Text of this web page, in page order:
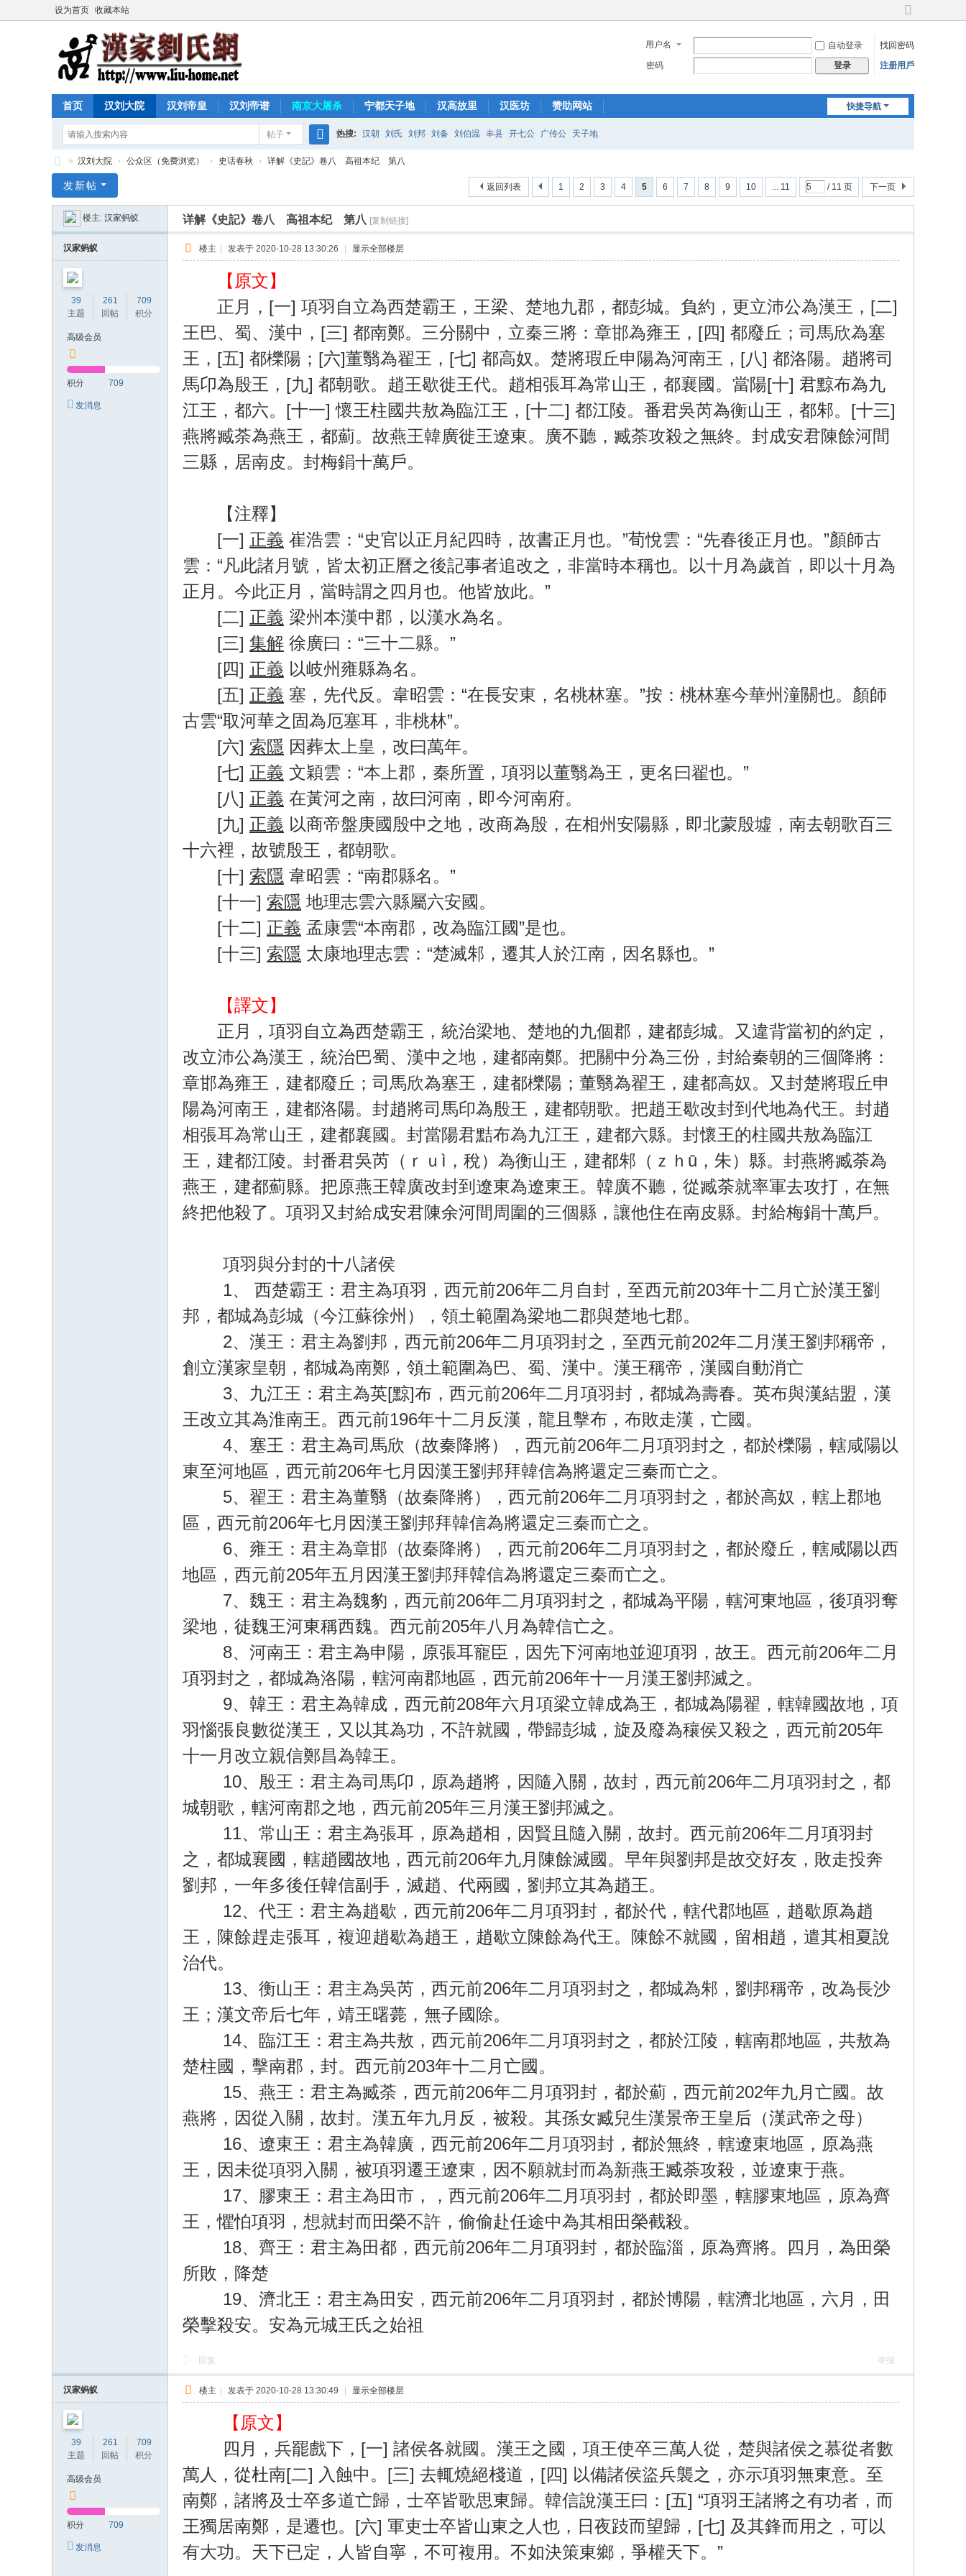
设为首页 收藏本站
切
到
宽
用户名 自动登录
找回密码
密码
登录 注册用戶
快捷导航
首页 汉刘大院 汉刘帝皇 汉刘帝谱 南京大屠杀 宁都天子地 汉高故里 汉医坊 赞助网站
帖子
搜
热搜: 汉朝 刘氏 刘邦 刘备 刘伯温 丰县 开七公 广传公 天子地
家
» 汉刘大院 › 公众区（免费浏览） › 史话春秋 › 详解《史記》卷八 高祖本纪 第八
1 2 3 4 5 6 7 8 9 10 ... 11 / 11 页 下一页
返回列表
发新帖
楼主: 汉家蚂蚁 详解《史記》卷八 高祖本纪 第八 [复制链接]
汉家蚂蚁
39
主题
261
回帖
709
积分
高级会员
积分 709
发消息
楼主 | 发表于 2020-10-28 13:30:26 | 显示全部楼层
【原文】
正月，[一] 項羽自立為西楚霸王，王梁、楚地九郡，都彭城。負約，更立沛公為漢王，[二]
王巴、蜀、漢中，[三] 都南鄭。三分關中，立秦三將：章邯為雍王，[四] 都廢丘；司馬欣為塞
王，[五] 都櫟陽；[六]董翳為翟王，[七] 都高奴。楚將瑕丘申陽為河南王，[八] 都洛陽。趙將司
馬卬為殷王，[九] 都朝歌。趙王歇徙王代。趙相張耳為常山王，都襄國。當陽[十] 君黥布為九
江王，都六。[十一] 懷王柱國共敖為臨江王，[十二] 都江陵。番君吳芮為衡山王，都邾。[十三]
燕將臧荼為燕王，都薊。故燕王韓廣徙王遼東。廣不聽，臧荼攻殺之無終。封成安君陳餘河間
三縣，居南皮。封梅鋗十萬戶。
【注釋】
[一] 正義 崔浩雲：“史官以正月紀四時，故書正月也。”荀悅雲：“先春後正月也。”顏師古
雲：“凡此諸月號，皆太初正曆之後記事者追改之，非當時本稱也。以十月為歲首，即以十月為
正月。今此正月，當時謂之四月也。他皆放此。”
[二] 正義 梁州本漢中郡，以漢水為名。
[三] 集解 徐廣曰：“三十二縣。”
[四] 正義 以岐州雍縣為名。
[五] 正義 塞，先代反。韋昭雲：“在長安東，名桃林塞。”按：桃林塞今華州潼關也。顏師
古雲“取河華之固為厄塞耳，非桃林”。
[六] 索隱 因葬太上皇，改曰萬年。
[七] 正義 文穎雲：“本上郡，秦所置，項羽以董翳為王，更名曰翟也。”
[八] 正義 在黃河之南，故曰河南，即今河南府。
[九] 正義 以商帝盤庚國殷中之地，改商為殷，在相州安陽縣，即北蒙殷墟，南去朝歌百三
十六裡，故號殷王，都朝歌。
[十] 索隱 韋昭雲：“南郡縣名。”
[十一] 索隱 地理志雲六縣屬六安國。
[十二] 正義 孟康雲“本南郡，改為臨江國”是也。
[十三] 索隱 太康地理志雲：“楚滅邾，遷其人於江南，因名縣也。”
【譯文】
正月，項羽自立為西楚霸王，統治梁地、楚地的九個郡，建都彭城。又違背當初的約定，
改立沛公為漢王，統治巴蜀、漢中之地，建都南鄭。把關中分為三份，封給秦朝的三個降將：
章邯為雍王，建都廢丘；司馬欣為塞王，建都櫟陽；董翳為翟王，建都高奴。又封楚將瑕丘申
陽為河南王，建都洛陽。封趙將司馬印為殷王，建都朝歌。把趙王歇改封到代地為代王。封趙
相張耳為常山王，建都襄國。封當陽君黠布為九江王，建都六縣。封懷王的柱國共敖為臨江
王，建都江陵。封番君吳芮（ｒｕì，稅）為衡山王，建都邾（ｚｈū，朱）縣。封燕將臧荼為
燕王，建都薊縣。把原燕王韓廣改封到遼東為遼東王。韓廣不聽，從臧荼就率軍去攻打，在無
終把他殺了。項羽又封給成安君陳余河間周圍的三個縣，讓他住在南皮縣。封給梅鋗十萬戶。
項羽與分封的十八諸侯
1、 西楚霸王：君主為項羽，西元前206年二月自封，至西元前203年十二月亡於漢王劉
邦，都城為彭城（今江蘇徐州），領土範圍為梁地二郡與楚地七郡。
2、漢王：君主為劉邦，西元前206年二月項羽封之，至西元前202年二月漢王劉邦稱帝，
創立漢家皇朝，都城為南鄭，領土範圍為巴、蜀、漢中。漢王稱帝，漢國自動消亡
3、九江王：君主為英[黥]布，西元前206年二月項羽封，都城為壽春。英布與漢結盟，漢
王改立其為淮南王。西元前196年十二月反漢，龍且擊布，布敗走漢，亡國。
4、塞王：君主為司馬欣（故秦降將），西元前206年二月項羽封之，都於櫟陽，轄咸陽以
東至河地區，西元前206年七月因漢王劉邦拜韓信為將還定三秦而亡之。
5、翟王：君主為董翳（故秦降將），西元前206年二月項羽封之，都於高奴，轄上郡地
區，西元前206年七月因漢王劉邦拜韓信為將還定三秦而亡之。
6、雍王：君主為章邯（故秦降將），西元前206年二月項羽封之，都於廢丘，轄咸陽以西
地區，西元前205年五月因漢王劉邦拜韓信為將還定三秦而亡之。
7、魏王：君主為魏豹，西元前206年二月項羽封之，都城為平陽，轄河東地區，後項羽奪
梁地，徒魏王河東稱西魏。西元前205年八月為韓信亡之。
8、河南王：君主為申陽，原張耳寵臣，因先下河南地並迎項羽，故王。西元前206年二月
項羽封之，都城為洛陽，轄河南郡地區，西元前206年十一月漢王劉邦滅之。
9、韓王：君主為韓成，西元前208年六月項梁立韓成為王，都城為陽翟，轄韓國故地，項
羽惱張良數從漢王，又以其為功，不許就國，帶歸彭城，旋及廢為穰侯又殺之，西元前205年
十一月改立親信鄭昌為韓王。
10、殷王：君主為司馬卬，原為趙將，因隨入關，故封，西元前206年二月項羽封之，都
城朝歌，轄河南郡之地，西元前205年三月漢王劉邦滅之。
11、常山王：君主為張耳，原為趙相，因賢且隨入關，故封。西元前206年二月項羽封
之，都城襄國，轄趙國故地，西元前206年九月陳餘滅國。早年與劉邦是故交好友，敗走投奔
劉邦，一年多後任韓信副手，滅趙、代兩國，劉邦立其為趙王。
12、代王：君主為趙歇，西元前206年二月項羽封，都於代，轄代郡地區，趙歇原為趙
王，陳餘趕走張耳，複迎趙歇為趙王，趙歇立陳餘為代王。陳餘不就國，留相趙，遣其相夏說
治代。
13、衡山王：君主為吳芮，西元前206年二月項羽封之，都城為邾，劉邦稱帝，改為長沙
王；漢文帝后七年，靖王曙薨，無子國除。
14、臨江王：君主為共敖，西元前206年二月項羽封之，都於江陵，轄南郡地區，共敖為
楚柱國，擊南郡，封。西元前203年十二月亡國。
15、燕王：君主為臧荼，西元前206年二月項羽封，都於薊，西元前202年九月亡國。故
燕將，因從入關，故封。漢五年九月反，被殺。其孫女臧兒生漢景帝王皇后（漢武帝之母）
16、遼東王：君主為韓廣，西元前206年二月項羽封，都於無終，轄遼東地區，原為燕
王，因未從項羽入關，被項羽遷王遼東，因不願就封而為新燕王臧荼攻殺，並遼東于燕。
17、膠東王：君主為田市，，西元前206年二月項羽封，都於即墨，轄膠東地區，原為齊
王，懼怕項羽，想就封而田榮不許，偷偷赴任途中為其相田榮截殺。
18、齊王：君主為田都，西元前206年二月項羽封，都於臨淄，原為齊將。四月，為田榮
所敗，降楚
19、濟北王：君主為田安，西元前206年二月項羽封，都於博陽，轄濟北地區，六月，田
榮擊殺安。安為元城王氏之始祖
回复 举报
汉家蚂蚁
39
主题
261
回帖
709
积分
高级会员
积分 709
发消息
楼主 | 发表于 2020-10-28 13:30:49 | 显示全部楼层
【原文】
四月，兵罷戲下，[一] 諸侯各就國。漢王之國，項王使卒三萬人從，楚與諸侯之慕從者數
萬人，從杜南[二] 入蝕中。[三] 去輒燒絕棧道，[四] 以備諸侯盜兵襲之，亦示項羽無東意。至
南鄭，諸將及士卒多道亡歸，士卒皆歌思東歸。韓信說漢王曰：[五] “項羽王諸將之有功者，而
王獨居南鄭，是遷也。[六] 軍吏士卒皆山東之人也，日夜跂而望歸，[七] 及其鋒而用之，可以
有大功。天下已定，人皆自寧，不可複用。不如決策東鄉，爭權天下。”